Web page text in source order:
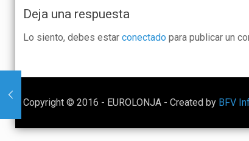
Deja una respuesta
Lo siento, debes estar conectadopara publicar un
Copyright © 2016 - EUROLONJA - Created by BFV